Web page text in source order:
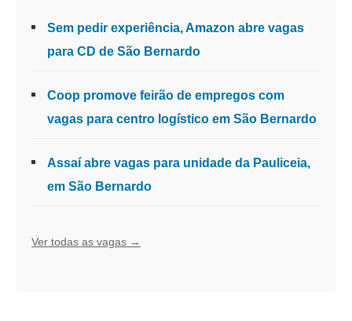
Sem pedir experiência, Amazon abre vagas
para CD de São Bernardo
Coop promove feirão de empregos com
vagas para centro logístico em São Bernardo
Assaí abre vagas para unidade da Pauliceia,
em São Bernardo
Ver todas as vagas →